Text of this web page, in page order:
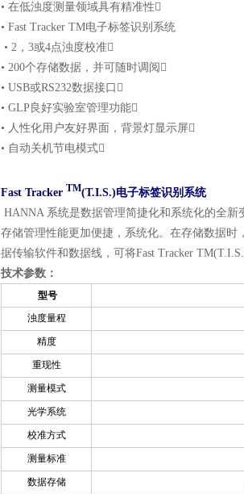
• 在低浊度测量领域具有精准性
• Fast Tracker TM电子标签识别系统
• 2，3或4点浊度校准
• 200个存储数据，并可随时调阅
• USB或RS232数据接口
• GLP良好实验室管理功能
• 人性化用户友好界面，背景灯显示屏
• 自动关机节电模式
Fast Tracker TM(T.I.S.)电子标签识别系统
HANNA 系统是数据管理简捷化和系统化的全
存储管理性能更加便捷，系统化。在存储数据
据传输软件和数据线，可将Fast Tracker
技术参数：
型号
浊度量程
精度
重现性
测量模式
光学系统
校准方式
测量标准
数据存储